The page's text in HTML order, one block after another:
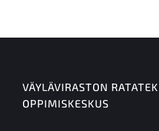
VÄYLÄVIRASTON
OPPIMISKESKUS